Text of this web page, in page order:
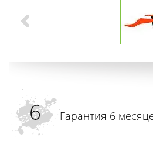
Гарантия 6